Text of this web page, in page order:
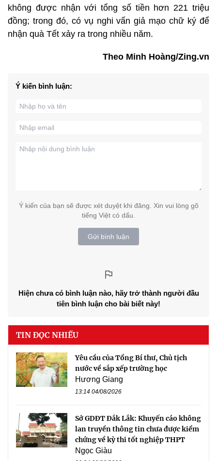
không được nhận với tổng số tiền hơn 221 triệu
đồng; trong đó, có vụ nghi vấn giả mạo chữ ký để
nhận quà Tết xảy ra trong nhiều năm.
Theo Minh Hoàng/Zing.vn
Ý kiến bình luận:
Ý kiến của bạn sẽ được xét duyệt khi đăng. Xin vui lòng gõ
tiếng Việt có dấu.
Gửi bình luận
Hiện chưa có bình luận nào, hãy trở thành người đầu
tiên bình luận cho bài biết này!
TIN ĐỌC NHIỀU
Yêu cầu của Tổng Bí thư, Chủ tịch
nước về sắp xếp trường học
Hương Giang
13:14 04/08/2026
Sở GDĐT Đắk Lắk: Khuyến cáo không
lan truyền thông tin chưa được kiểm
chứng về kỳ thi tốt nghiệp THPT
Ngọc Giàu